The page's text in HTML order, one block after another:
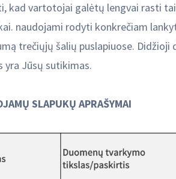
kad vartotojai galėtų lengvai rasti
naudojami rodyti konkrečiam
trečiųjų šalių puslapiuose.
yra Jūsų sutikimas.
SLAPUKŲ APRAŠYMAI